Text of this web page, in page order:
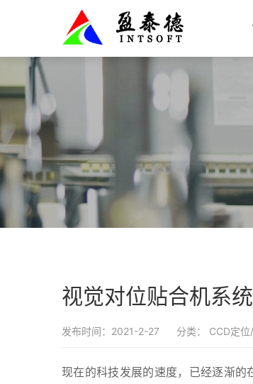
视觉对位贴合机系
发布时间：2021-2-27 分类： CCD定位
现在的科技发展的速度，已经逐渐